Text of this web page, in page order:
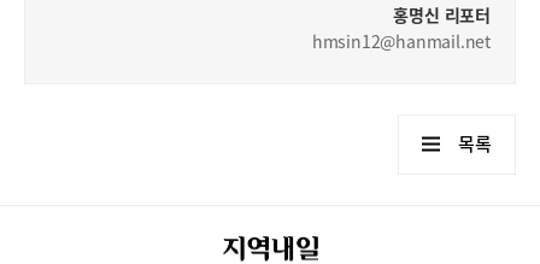
홍명신 리포터
hmsin12@hanmail.net
목록